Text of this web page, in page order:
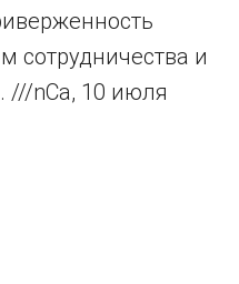
сотрудничества и
///nCa, 10 июля